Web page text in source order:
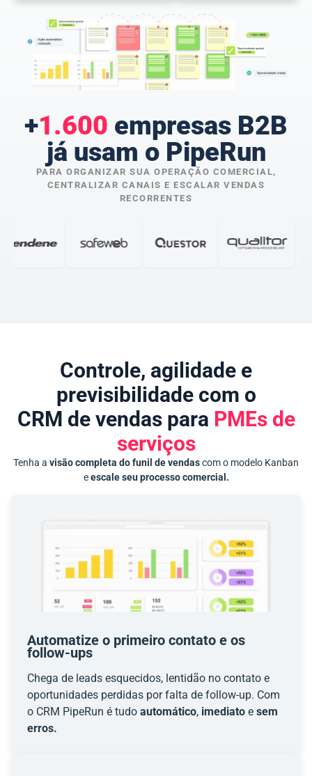
+1.600 empresas B2B
já usam o PipeRun
PARA ORGANIZAR SUA OPERAÇÃO COMERCIAL,
CENTRALIZAR CANAIS E ESCALAR VENDAS
RECORRENTES
Controle, agilidade e
previsibilidade com o
CRM de vendas para PMEs de
serviços
Tenha a visão completa do funil de vendascom o modelo Kanban
eescale seu processo comercial.
Automatize o primeiro contato e os
follow-ups
Chega de leads esquecidos, lentidão no contato e
oportunidades perdidas por falta de follow-up. Com
o CRM PipeRun é tudo automático, imediato e sem
erros.